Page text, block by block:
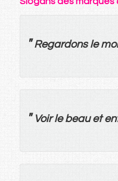
" Regardons le
" Voir le beau et